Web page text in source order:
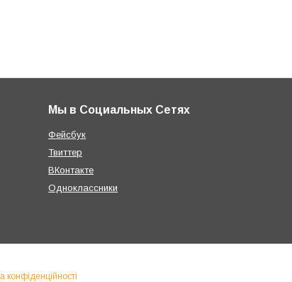
Мы в Социальных Сетях
Фейсбук
Твиттер
ВКонтакте
Одноклассники
конфіденційності